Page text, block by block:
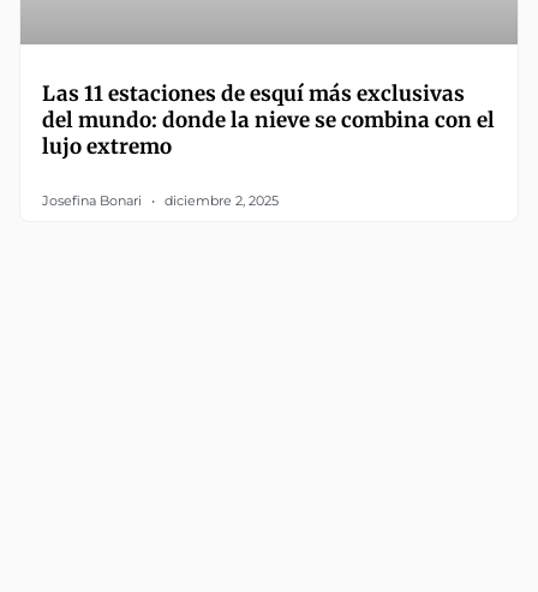
Las 11 estaciones de esquí más exclusivas
del mundo: donde la nieve se combina con el
lujo extremo
Josefina Bonari diciembre 2, 2025